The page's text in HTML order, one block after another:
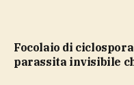
Focolaio di ciclospora in Michigan, i decessi per il
parassita invisibile